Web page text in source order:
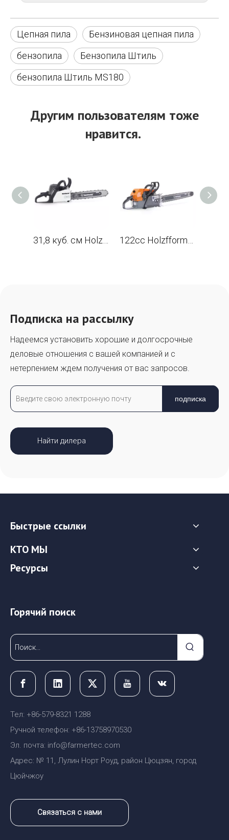
Цепная пила
Бензиновая цепная пила
бензопила
Бензопила Штиль
бензопила Штиль MS180
Другим пользователям тоже
нравится.
Подписка на рассылку
Надеемся установить хорошие и долгосрочные
деловые отношения с вашей компанией и с
нетерпением ждем получения от вас запросов.
подписка
Найти дилера
Быстрые ссылки
КТО МЫ
Ресурсы
Горячий поиск
Тел: +86-579-8321 1288
Ручной телефон: +86-13758970530
Эл. почта: info@farmertec.com
Адрес: № 11, Лулин Норт Роуд, район Цюцзян, город
Цюйчжоу
Связаться с нами